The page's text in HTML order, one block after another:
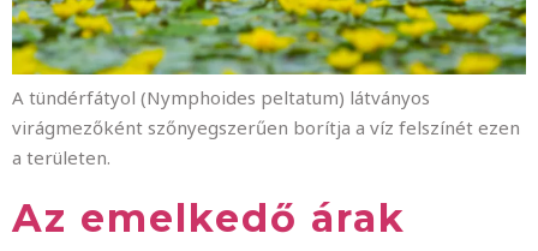
A tündérfátyol (Nymphoides peltatum) látványos
virágmezőként szőnyegszerűen borítja a víz felszínét ezen
a területen.
Az emelkedő árak